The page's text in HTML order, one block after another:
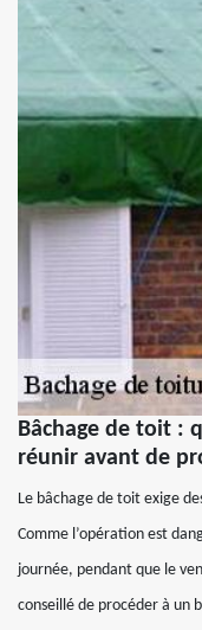
Bâchage de toit :
réunir avant de
Le bâchage de toit exige
Comme l’opération est
journée, pendant que le
conseillé de procéder à un